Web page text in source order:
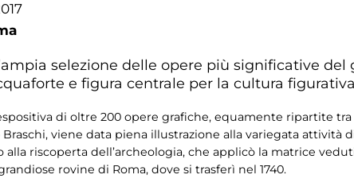
selezione delle opere più significative
e figura centrale per la cultura
di oltre 200 opere grafiche, equamente ripartite
Braschi, viene data piena illustrazione alla variegata attività
riscoperta dell’archeologia, che applicò la matrice
rovine di Roma, dove si trasferì nel 1740.